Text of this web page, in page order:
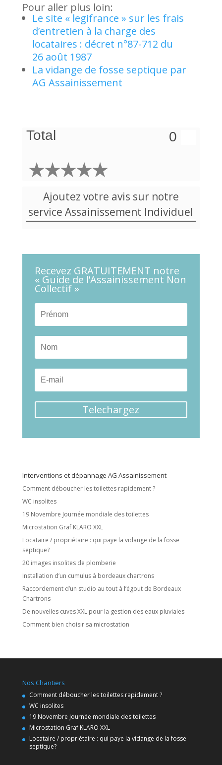
Pour aller plus loin:
Le site « legifrance » sur les frais
d’entretien à la charge des
locataires : décret n°87-712 du
26 août 1987
La vidange de fosse septique par
AG Assainissement
Total 0
Ajoutez votre avis sur notre
service Assainissement Individuel
Recevez GRATUITEMENT notre
« Guide de l’Assainissement Non
Collectif »
Telechargez
Interventions et dépannage AG Assainissement
Comment déboucher les toilettes rapidement ?
WC insolites
19 Novembre Journée mondiale des toilettes
Microstation Graf KLARO XXL
Locataire / propriétaire : qui paye la vidange de la fosse
septique?
20 images insolites de plomberie
Installation d’un cumulus à bordeaux chartrons
Raccordement d’un studio au tout à l’égout de Bordeaux
Chartrons
De nouvelles cuves XXL pour la gestion des eaux pluviales
Comment bien choisir sa microstation
Nos Chantiers
Comment déboucher les toilettes rapidement ?
WC insolites
19 Novembre Journée mondiale des toilettes
Microstation Graf KLARO XXL
Locataire / propriétaire : qui paye la vidange de la fosse
septique?